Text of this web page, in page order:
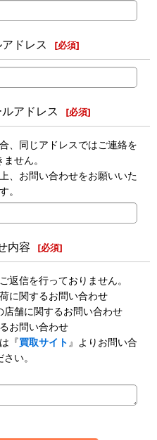
ドレス [必須]
アドレス [必須]
、同じアドレスではご連絡を
せん。
、お問い合わせをお願いいた
。
内容 [必須]
返信を行っておりません。
に関するお問い合わせ
店舗に関するお問い合わせ
お問い合わせ
『買取サイト 』よりお問い合
い。